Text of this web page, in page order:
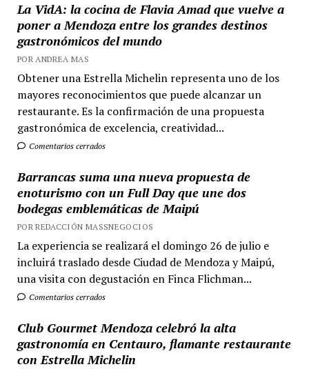
La VidA: la cocina de Flavia Amad que vuelve a
poner a Mendoza entre los grandes destinos
gastronómicos del mundo
POR ANDREA MAS
Obtener una Estrella Michelin representa uno de los
mayores reconocimientos que puede alcanzar un
restaurante. Es la confirmación de una propuesta
gastronómica de excelencia, creatividad...
Comentarios cerrados
Barrancas suma una nueva propuesta de
enoturismo con un Full Day que une dos
bodegas emblemáticas de Maipú
POR REDACCIÓN MASSNEGOCIOS
La experiencia se realizará el domingo 26 de julio e
incluirá traslado desde Ciudad de Mendoza y Maipú,
una visita con degustación en Finca Flichman...
Comentarios cerrados
Club Gourmet Mendoza celebró la alta
gastronomía en Centauro, flamante restaurante
con Estrella Michelin